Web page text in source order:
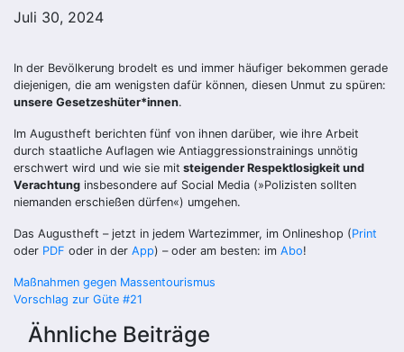
Juli 30, 2024
In der Bevölkerung brodelt es und immer häufiger bekommen gerade
diejenigen, die am wenigsten dafür können, diesen Unmut zu spüren:
unsere Gesetzeshüter*innen.
Im Augustheft berichten fünf von ihnen darüber, wie ihre Arbeit
durch staatliche Auflagen wie Antiaggressionstrainings unnötig
erschwert wird und wie sie mit steigender Respektlosigkeit und
Verachtung insbesondere auf Social Media (»Polizisten sollten
niemanden erschießen dürfen«) umgehen.
Das Augustheft – jetzt in jedem Wartezimmer, im Onlineshop (Print
oder PDF oder in der App) – oder am besten: im Abo!
Beitragsnavigation
Maßnahmen gegen Massentourismus
Vorschlag zur Güte #21
Ähnliche Beiträge